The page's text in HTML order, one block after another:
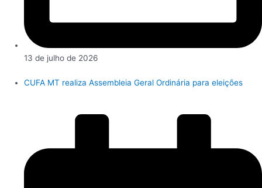
13 de julho de 2026
CUFA MT realiza Assembleia Geral Ordinária para eleições